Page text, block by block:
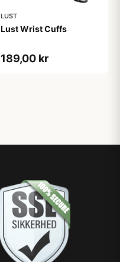
LUST
Lust Wrist Cuffs
189,00 kr